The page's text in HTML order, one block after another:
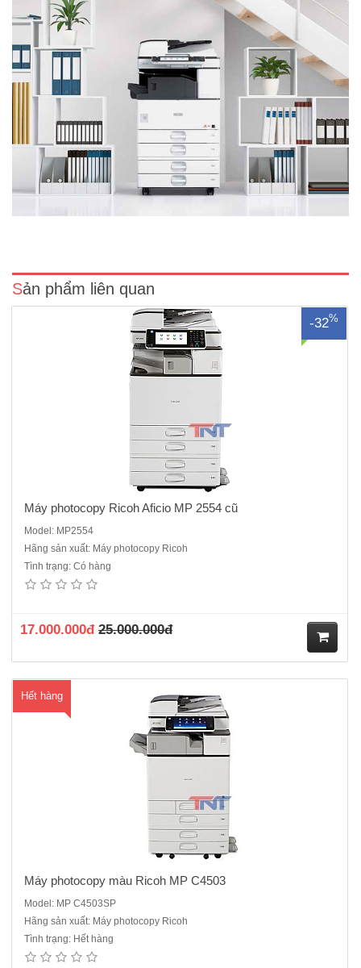
Sản phẩm liên quan
-32%
Máy photocopy Ricoh Aficio MP 2554 là dòng máy cũ ĐQSDTốc độ
sao chụp :25 trang/ phútChức năng chuẩn: Photocopy laser đen
Máy photocopy Ricoh Aficio MP 2554 cũ
Model: MP2554
Hãng sản xuất: Máy photocopy Ricoh
Tình trạng: Có hàng
17.000.000đ 25.000.000đ
Hết hàng
Máy photocopy màu Ricoh MP C4503SP dòng máy cũ nhập khẩu đa
chức năng ,máy tích hợp đầy đủ các tính năng của máy văn phòng:
Máy photocopy màu Ricoh MP C4503
Model: MP C4503SP
Hãng sản xuất: Máy photocopy Ricoh
Tình trạng: Hết hàng
Máy photocopy màu Ricoh MP C5503 Chức năng chính : Photocopy
màu, in laser, scan cổng mạngTốc độ sao chụp đen/trắng: 55 bản /
phútTốc độ sao chụp màu: 55 bản / phútKhổ giấy sao chụp: A5 ~ A3